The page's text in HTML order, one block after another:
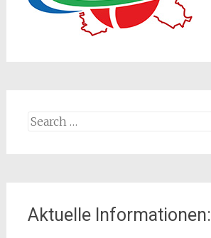
Search
Aktuelle Informationen: